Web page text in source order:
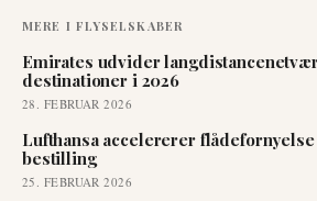
MERE I FLYSELSKABER
Emirates udvider
destinationer i 2026
28. FEBRUAR 2026
Lufthansa accelererer flådefornyelse
bestilling
25. FEBRUAR 2026